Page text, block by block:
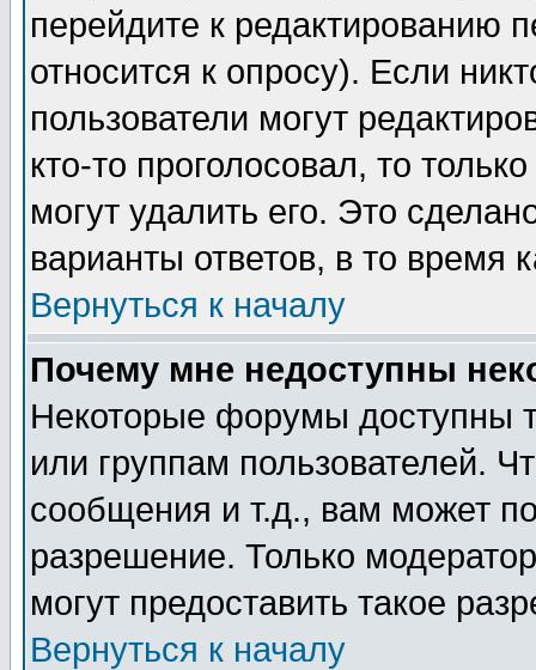
перейдите к редактированию
относится к опросу). Если
пользователи могут
кто-то проголосовал, то
могут удалить его. Это
варианты ответов, в то время
Вернуться к началу
Почему мне недоступны
Некоторые форумы доступны
или группам пользователей.
сообщения и т.д., вам может
разрешение. Только
могут предоставить такое
Вернуться к началу